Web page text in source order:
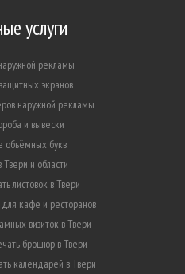
услуги
рекламы
экранов
наружной рекламы
и вывески
объёмных букв
и области
листовок в Твери
кафе и ресторанов
визиток в Твери
брошюр в Твери
календарей в Твери